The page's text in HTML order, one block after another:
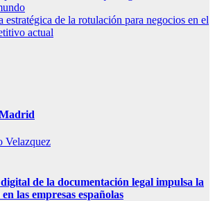
estratégica de la rotulación para negocios en el
actual
Velazquez
de la documentación legal impulsa la
las empresas españolas